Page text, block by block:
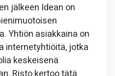
jälkeen Idean on
Yhtiön asiakkaina on
internetyhtiöitä, jotka
keskeisenä